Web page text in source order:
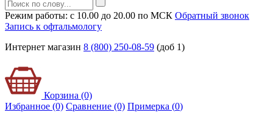
Режим работы: с 10.00 до 20.00 по МСК Обратный звонок
Запись к офтальмологу
Интернет магазин 8 (800) 250-08-59 (доб 1)
Корзина (0)
Избранное (0) Сравнение (0) Примерка (0)